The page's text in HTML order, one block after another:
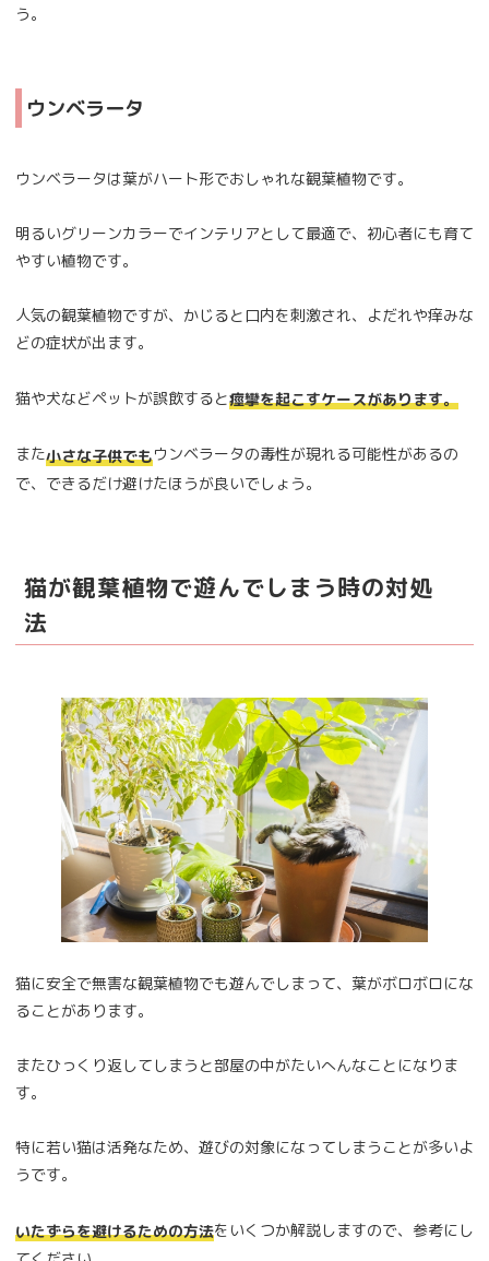
う。
ウンベラータ
ウンベラータは葉がハート形でおしゃれな観葉植物です。
明るいグリーンカラーでインテリアとして最適で、初心者にも育て
やすい植物です。
人気の観葉植物ですが、かじると口内を刺激され、よだれや痒みな
どの症状が出ます。
猫や犬などペットが誤飲すると痙攣を起こすケースがあります。
また小さな子供でもウンベラータの毒性が現れる可能性があるの
で、できるだけ避けたほうが良いでしょう。
猫が観葉植物で遊んでしまう時の対処
法
猫に安全で無害な観葉植物でも遊んでしまって、葉がボロボロにな
ることがあります。
またひっくり返してしまうと部屋の中がたいへんなことになりま
す。
特に若い猫は活発なため、遊びの対象になってしまうことが多いよ
うです。
いたずらを避けるための方法をいくつか解説しますので、参考にし